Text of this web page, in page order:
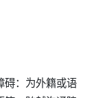
碍：为外籍或语